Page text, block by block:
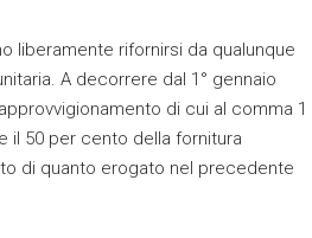
liberamente rifornirsi da qualunque
A decorrere dal 1° gennaio
di cui al comma 1
il 50 per cento della fornitura
di quanto erogato nel precedente